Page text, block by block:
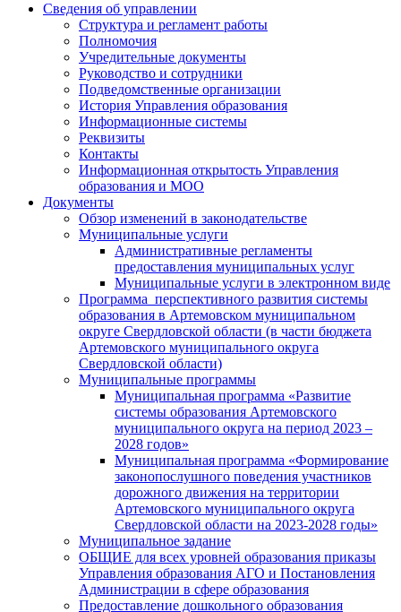
Сведения об управлении
Структура и регламент работы
Полномочия
Учредительные документы
Руководство и сотрудники
Подведомственные организации
История Управления образования
Информационные системы
Реквизиты
Контакты
Информационная открытость Управления
образования и МОО
Документы
Обзор изменений в законодательстве
Муниципальные услуги
Административные регламенты
предоставления муниципальных услуг
Муниципальные услуги в электронном виде
Программа перспективного развития системы
образования в Артемовском муниципальном
округе Свердловской области (в части бюджета
Артемовского муниципального округа
Свердловской области)
Муниципальные программы
Муниципальная программа «Развитие
системы образования Артемовского
муниципального округа на период 2023 –
2028 годов»
Муниципальная программа «Формирование
законопослушного поведения участников
дорожного движения на территории
Артемовского муниципального округа
Свердловской области на 2023-2028 годы»
Муниципальное задание
ОБЩИЕ для всех уровней образования приказы
Управления образования АГО и Постановления
Администрации в сфере образования
Предоставление дошкольного образования